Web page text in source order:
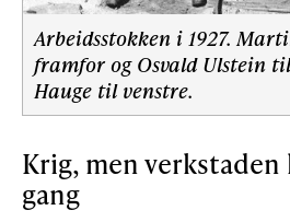
Arbeidsstokken i 1927.
framfor og Osvald Ulstein
Hauge til venstre.
Krig, men
gang